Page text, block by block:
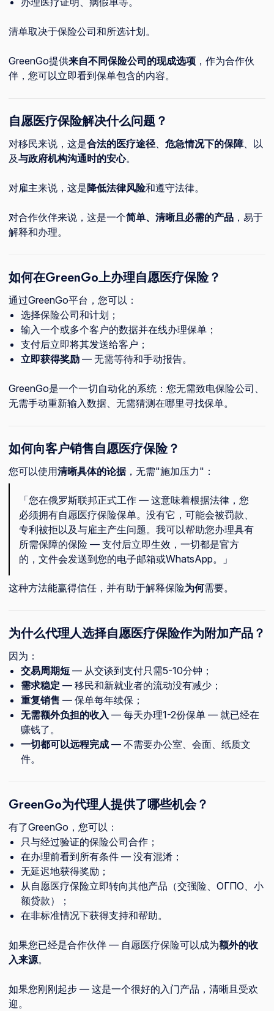
清单取决于保险公司和所选计划。
GreenGo提供来自不同保险公司的现成选项 ，作为合作伙
伴，您可以立即看到保单包含的内容。
自愿医疗保险解决什么问题？
对移民来说，这是合法的医疗途径、 危急情况下的保障、以
及与政府机构沟通时的安心。
对雇主来说，这是降低法律风险和遵守法律。
对合作伙伴来说，这是一个简单、清晰且必需的产品 ，易于
解释和办理。
如何在GreenGo上办理自愿医疗保险？
通过GreenGo平台，您可以：
选择保险公司和计划；
输入一个或多个客户的数据并在线办理保单；
支付后立即将其发送给客户；
立即获得奖励 — 无需等待和手动报告。
GreenGo是一个一切自动化的系统：您无需致电保险公司、
无需手动重新输入数据、无需猜测在哪里寻找保单。
如何向客户销售自愿医疗保险？
您可以使用清晰具体的论据，无需"施加压力"：
「您在俄罗斯联邦正式工作 — 这意味着根据法律，您
必须拥有自愿医疗保险保单。没有它，可能会被罚款、
专利被拒以及与雇主产生问题。我可以帮助您办理具有
所需保障的保险 — 支付后立即生效，一切都是官方
的，文件会发送到您的电子邮箱或WhatsApp。」
这种方法能赢得信任，并有助于解释保险为何需要。
为什么代理人选择自愿医疗保险作为附加产品？
因为：
交易周期短 — 从交谈到支付只需5-10分钟；
需求稳定 — 移民和新就业者的流动没有减少；
重复销售 — 保单每年续保；
无需额外负担的收入 — 每天办理1-2份保单 — 就已经在
赚钱了。
一切都可以远程完成 — 不需要办公室、会面、纸质文
件。
GreenGo为代理人提供了哪些机会？
有了GreenGo，您可以：
只与经过验证的保险公司合作；
在办理前看到所有条件 — 没有混淆；
无延迟地获得奖励；
从自愿医疗保险立即转向其他产品（交强险、ОГПО、小
额贷款）；
在非标准情况下获得支持和帮助。
如果您已经是合作伙伴 — 自愿医疗保险可以成为额外的收
入来源。
如果您刚刚起步 — 这是一个很好的入门产品，清晰且受欢
迎。